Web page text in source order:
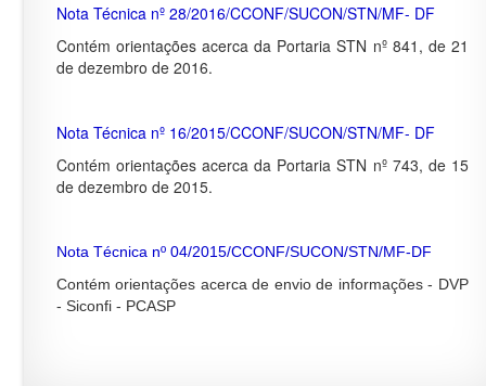
Nota Técnica nº 28/2016/CCONF/SUCON/STN/MF- DF
Contém orientações acerca da Portaria STN nº 841, de 21
de dezembro de 2016.
Nota Técnica nº 16/2015/CCONF/SUCON/STN/MF- DF
Contém orientações acerca da Portaria STN nº 743, de 15
de dezembro de 2015.
Nota Técnica nº 04/2015/CCONF/SUCON/STN/MF-DF
Contém orientações acerca de envio de informações - DVP
- Siconfi - PCASP